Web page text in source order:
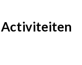
Activiteiten